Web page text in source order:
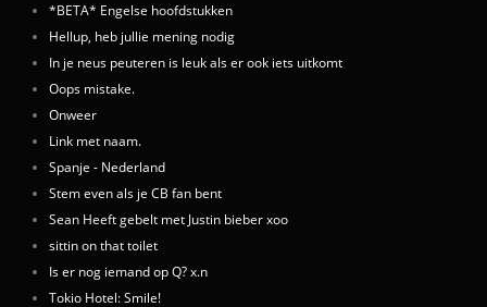
*BETA* Engelse hoofdstukken
Hellup, heb jullie mening nodig
In je neus peuteren is leuk als er ook iets uitkomt
Oops mistake.
Onweer
Link met naam.
Spanje - Nederland
Stem even als je CB fan bent
Sean Heeft gebelt met Justin bieber xoo
sittin on that toilet
Is er nog iemand op Q? x.n
Tokio Hotel: Smile!